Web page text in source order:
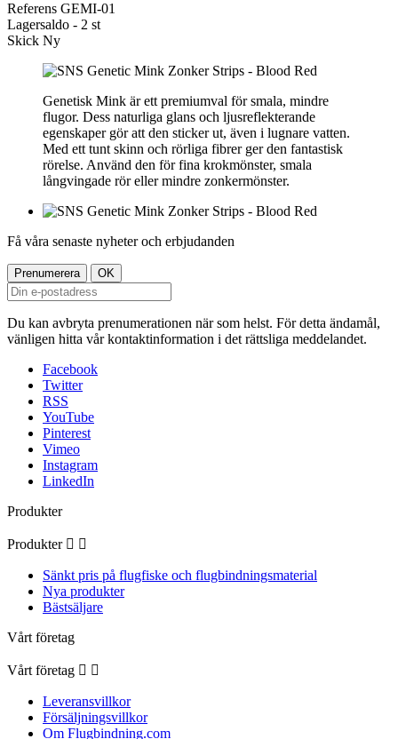
Referens GEMI-01
Lagersaldo - 2 st
Skick Ny
Genetisk Mink är ett premiumval för smala, mindre
flugor. Dess naturliga glans och ljusreflekterande
egenskaper gör att den sticker ut, även i lugnare vatten.
Med ett tunt skinn och rörliga fibrer ger den fantastisk
rörelse. Använd den för fina krokmönster, smala
långvingade rör eller mindre zonkermönster.
Få våra senaste nyheter och erbjudanden
Du kan avbryta prenumerationen när som helst. För detta ändamål,
vänligen hitta vår kontaktinformation i det rättsliga meddelandet.
Facebook
Twitter
RSS
YouTube
Pinterest
Vimeo
Instagram
LinkedIn
Produkter
Produkter  
Sänkt pris på flugfiske och flugbindningsmaterial
Nya produkter
Bästsäljare
Vårt företag
Vårt företag  
Leveransvillkor
Försäljningsvillkor
Om Flugbindning.com